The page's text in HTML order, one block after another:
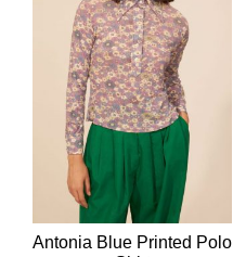
Antonia Blue Printed Polo